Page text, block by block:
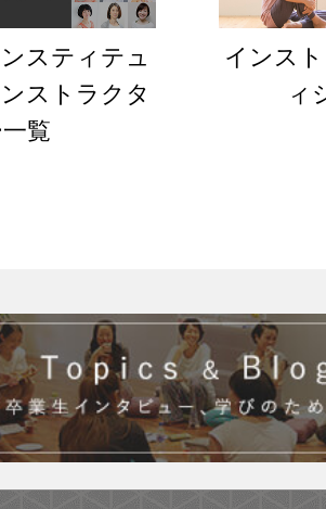
スティテュ
ストラクタ
覧
インス
ィ